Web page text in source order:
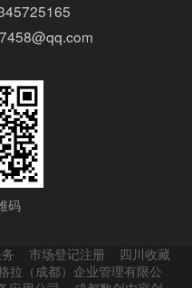
码
市场登记注册
四川收藏
拉（成都）企业管理有限公